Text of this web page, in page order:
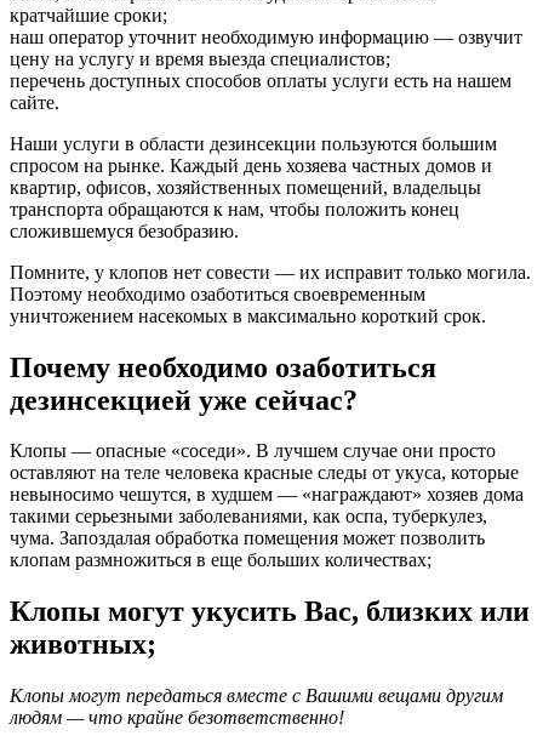
кратчайшие сроки;
наш оператор уточнит необходимую информацию — озвучит
цену на услугу и время выезда специалистов;
перечень доступных способов оплаты услуги есть на нашем
сайте.
Наши услуги в области дезинсекции пользуются большим
спросом на рынке. Каждый день хозяева частных домов и
квартир, офисов, хозяйственных помещений, владельцы
транспорта обращаются к нам, чтобы положить конец
сложившемуся безобразию.
Помните, у клопов нет совести — их исправит только могила.
Поэтому необходимо озаботиться своевременным
уничтожением насекомых в максимально короткий срок.
Почему необходимо озаботиться
дезинсекцией уже сейчас?
Клопы — опасные «соседи». В лучшем случае они просто
оставляют на теле человека красные следы от укуса, которые
невыносимо чешутся, в худшем — «награждают» хозяев дома
такими серьезными заболеваниями, как оспа, туберкулез,
чума. Запоздалая обработка помещения может позволить
клопам размножиться в еще больших количествах;
Клопы могут укусить Вас, близких или
животных;
Клопы могут передаться вместе с Вашими вещами другим
людям — что крайне безответственно!